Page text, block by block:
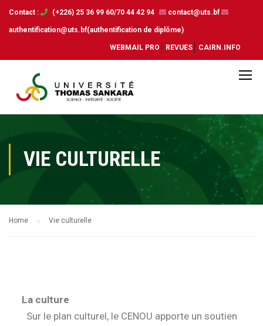
Contact : (+226) 25 36 99 60/70 44 42 94 contact@uts.bf
authentification@uts.bf(authentification de diplôme)
WEBMAIL PRO REVUES CAIRN.INFO
VIE CULTURELLE
Home Vie culturelle
La culture
Sur le plan culturel, le CENOU apporte un soutien